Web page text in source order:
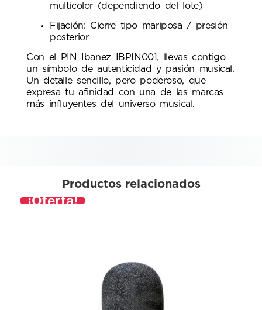
multicolor (dependiendo del lote)
Fijación: Cierre tipo mariposa / presión
posterior
Con el PIN Ibanez IBPIN001, llevas contigo
un símbolo de autenticidad y pasión musical.
Un detalle sencillo, pero poderoso, que
expresa tu afinidad con una de las marcas
más influyentes del universo musical.
Productos relacionados
¡Oferta!